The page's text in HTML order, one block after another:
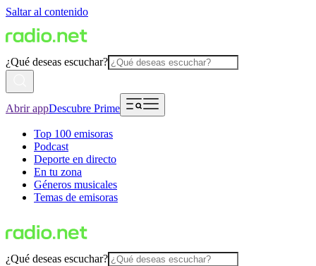
Saltar al contenido
¿Qué deseas escuchar?
Abrir appDescubre Prime
Top 100 emisoras
Podcast
Deporte en directo
En tu zona
Géneros musicales
Temas de emisoras
¿Qué deseas escuchar?